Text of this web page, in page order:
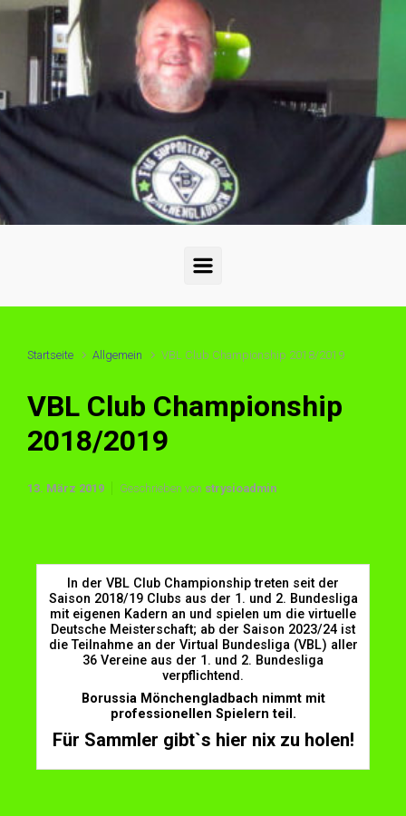
Startseite Allgemein VBL Club Championship 2018/2019
VBL Club Championship
2018/2019
13. März 2019 Geschrieben von strysioadmin
In der VBL Club Championship treten seit der
Saison 2018/19 Clubs aus der 1. und 2. Bundesliga
mit eigenen Kadern an und spielen um die virtuelle
Deutsche Meisterschaft; ab der Saison 2023/24 ist
die Teilnahme an der Virtual Bundesliga (VBL) aller
36 Vereine aus der 1. und 2. Bundesliga
verpflichtend.
Borussia Mönchengladbach nimmt mit
professionellen Spielern teil.
Für Sammler gibt`s hier nix zu holen!